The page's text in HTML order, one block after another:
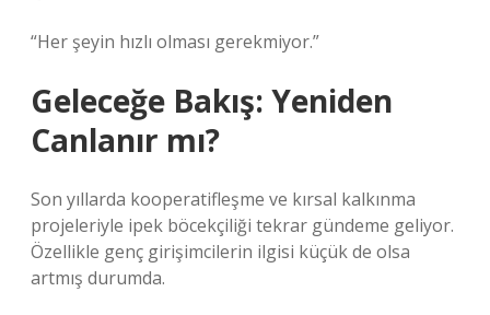
“Her şeyin hızlı olması gerekmiyor.”
Geleceğe Bakış: Yeniden
Canlanır mı?
Son yıllarda kooperatifleşme ve kırsal kalkınma
projeleriyle ipek böcekçiliği tekrar gündeme geliyor.
Özellikle genç girişimcilerin ilgisi küçük de olsa
artmış durumda.